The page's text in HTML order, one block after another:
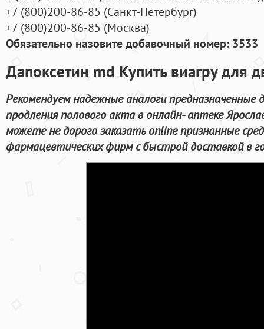
+7 (800)200-86-85 (Санкт-Петербург)
+7 (800)200-86-85 (Москва)
Обязательно назовите добавочный номер: 3533
Дапоксетин md Купить виагру для
Рекомендуем надежные аналоги предназначенные
продления полового акта в онлайн- аптеке
можете не дорого заказать online признанные
фармацевтических фирм с быстрой доставкой в